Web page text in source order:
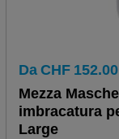
Da CHF 152.00
Mezza
imbracatura
Large